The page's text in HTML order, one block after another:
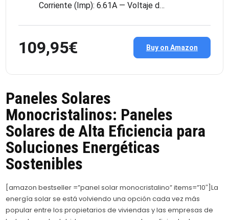
Corriente (Imp): 6.61A — Voltaje d…
109,95€ Buy on Amazon
Paneles Solares
Monocristalinos: Paneles
Solares de Alta Eficiencia para
Soluciones Energéticas
Sostenibles
[amazon bestseller =”panel solar monocristalino” items=”10″]La
energía solar se está volviendo una opción cada vez más
popular entre los propietarios de viviendas y las empresas de